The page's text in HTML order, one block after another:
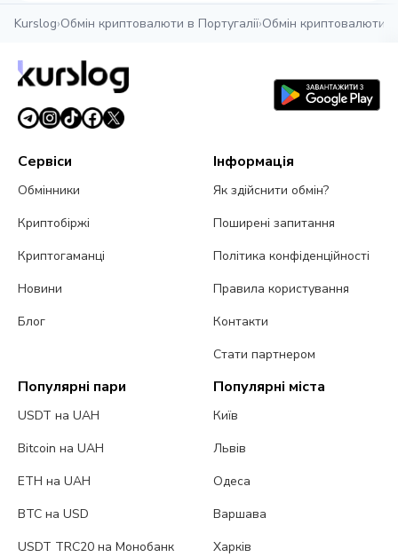
Kurslog›Обмін криптовалюти в Португалії›Обмін криптовалюти
Сервіси
Обмінники
Криптобіржі
Криптогаманці
Новини
Блог
Інформація
Як здійснити обмін?
Поширені запитання
Політика конфіденційності
Правила користування
Контакти
Стати партнером
Популярні пари
USDT на UAH
Bitcoin на UAH
ETH на UAH
BTC на USD
USDT TRC20 на Монобанк
Популярні міста
Київ
Львів
Одеса
Варшава
Харків